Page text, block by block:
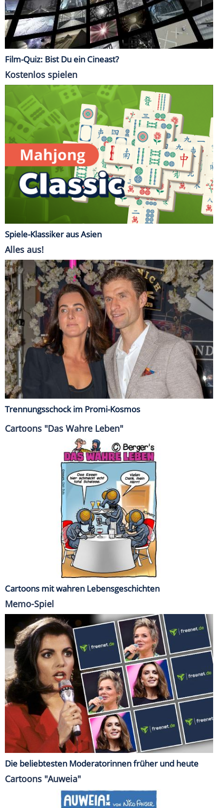
Film-Quiz: Bist Du ein Cineast?
Kostenlos spielen
Spiele-Klassiker aus Asien
Alles aus!
Trennungsschock im Promi-Kosmos
Cartoons "Das Wahre Leben"
Cartoons mit wahren Lebensgeschichten
Memo-Spiel
Die beliebtesten Moderatorinnen früher und heute
Cartoons "Auweia"